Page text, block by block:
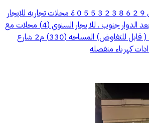
للتواصل المباشر او واتس 9 2 6 8 3 2 3 5 5 0 ٤ محلات تجاريه للايجار
حي الزهور شارع الخزان بعد الدوار جنوب . للا يجار السنوي (4) محلات مع
ميزانين (160) الف ريال. ( قابل للتفاوض) المساحه (330) م2 شارع